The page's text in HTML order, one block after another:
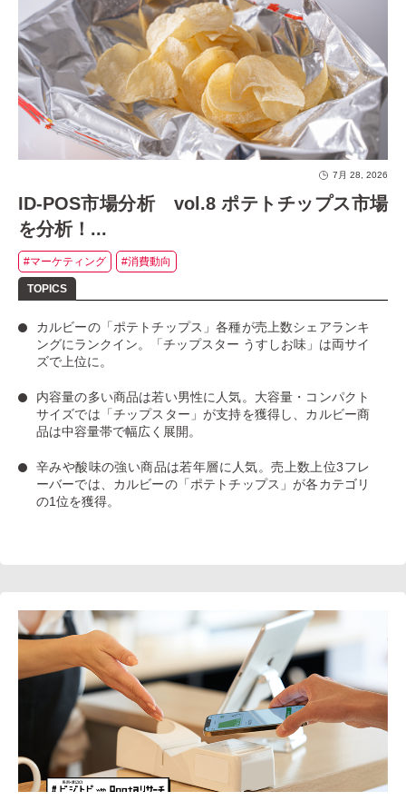
7月 28, 2026
ID-POS市場分析 vol.8 ポテトチップス市場
を分析！...
#マーケティング #消費動向
カルビーの「ポテトチップス」各種が売上数シェアランキ
ングにランクイン。
「チップスター うすしお味」 は両サイ
ズで上位に。
内容量の多い商品は若い男性に人気。大容量・コンパクト
サイズでは「チップスター」が支持を獲得し、カルビー商
品は中容量帯で幅広く展開。
辛みや酸味の強い商品は若年層に人気。売上数上位3フレ
ーバーでは、カルビーの「ポテトチップス」が各カテゴリ
の1位を獲得。